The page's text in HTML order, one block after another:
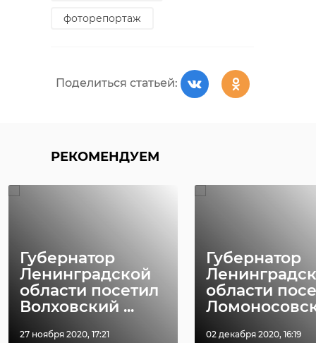
фоторепортаж
Поделиться статьей:
РЕКОМЕНДУЕМ
Губернатор
Ленинградской
области посетил
Волховский ...
27 ноября 2020, 17:21
Губернатор
области
02 декабря 2020, 16:19